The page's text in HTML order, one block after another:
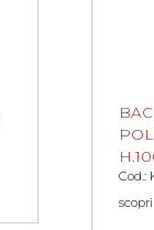
Cod.:
scopri